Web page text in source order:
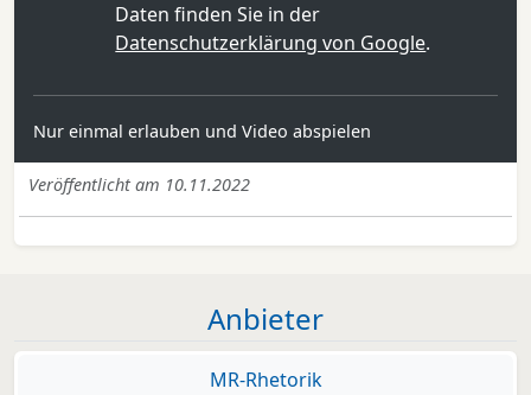
Daten finden Sie in der
Datenschutzerklärung von Google.
Nur einmal erlauben und Video abspielen
Veröffentlicht am 10.11.2022
Anbieter
MR-Rhetorik